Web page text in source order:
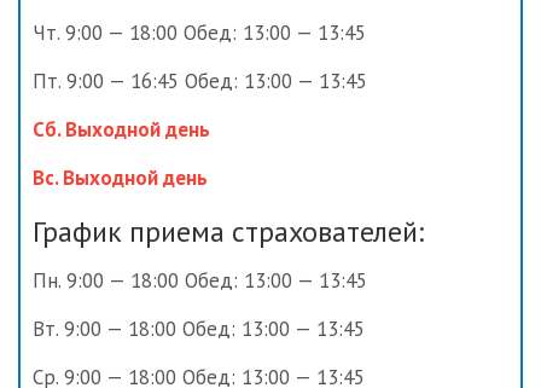
Чт. 9:00 — 18:00 Обед: 13:00 — 13:45
Пт. 9:00 — 16:45 Обед: 13:00 — 13:45
Сб. Выходной день
Вс. Выходной день
График приема страхователей:
Пн. 9:00 — 18:00 Обед: 13:00 — 13:45
Вт. 9:00 — 18:00 Обед: 13:00 — 13:45
Ср. 9:00 — 18:00 Обед: 13:00 — 13:45